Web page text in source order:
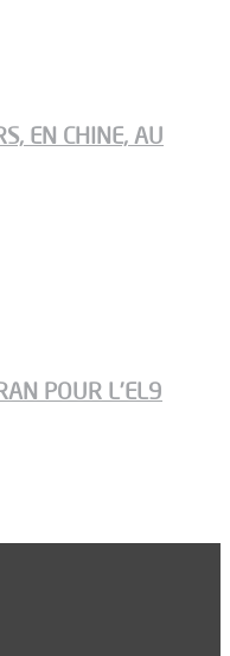
EN CHINE, AU
POUR L’EL9